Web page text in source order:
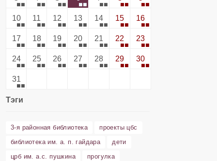
10 11 12 13 14 15 16
17 18 19 20 21 22 23
24 25 26 27 28 29 30
31
Тэги
3-я районная библиотека
проекты цбс
библиотека им. а. п. гайдара
дети
црб им. а.с. пушкина
прогулка